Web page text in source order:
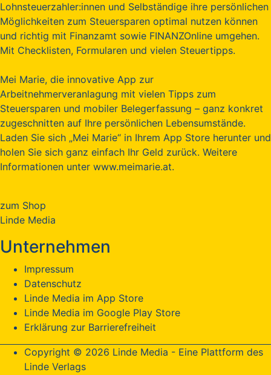
Lohnsteuerzahler:innen und Selbständige ihre persönlichen
Möglichkeiten zum Steuersparen optimal nutzen können
und richtig mit Finanzamt sowie FINANZOnline umgehen.
Mit Checklisten, Formularen und vielen Steuertipps.
Mei Marie, die innovative App zur
Arbeitnehmerveranlagung mit vielen Tipps zum
Steuersparen und mobiler Belegerfassung – ganz konkret
zugeschnitten auf Ihre persönlichen Lebensumstände.
Laden Sie sich „Mei Marie“ in Ihrem App Store herunter und
holen Sie sich ganz einfach Ihr Geld zurück. Weitere
Informationen unter www.meimarie.at.
zum Shop
Linde Media
Unternehmen
Impressum
Datenschutz
Linde Media im App Store
Linde Media im Google Play Store
Erklärung zur Barrierefreiheit
Copyright © 2026 Linde Media - Eine Plattform des
Linde Verlags